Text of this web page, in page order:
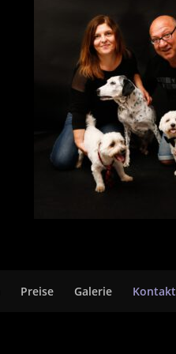
Preise Galerie Kontakt